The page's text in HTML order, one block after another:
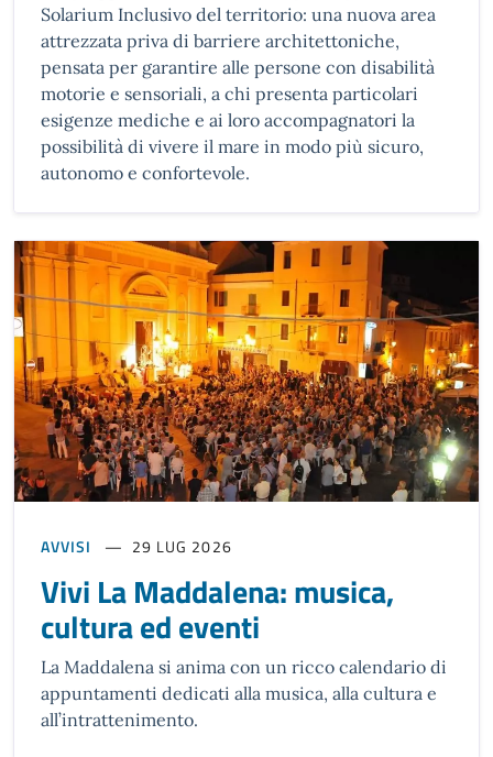
Solarium Inclusivo del territorio: una nuova area
attrezzata priva di barriere architettoniche,
pensata per garantire alle persone con disabilità
motorie e sensoriali, a chi presenta particolari
esigenze mediche e ai loro accompagnatori la
possibilità di vivere il mare in modo più sicuro,
autonomo e confortevole.
AVVISI 29 LUG 2026
Vivi La Maddalena: musica,
cultura ed eventi
La Maddalena si anima con un ricco calendario di
appuntamenti dedicati alla musica, alla cultura e
all’intrattenimento.